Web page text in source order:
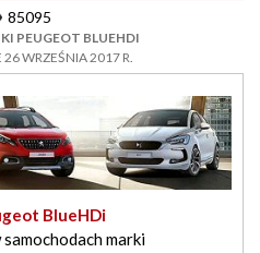
85095
PEUGEOT BLUEHDI
WRZEŚNIA 2017 R.
BlueHDi
marki